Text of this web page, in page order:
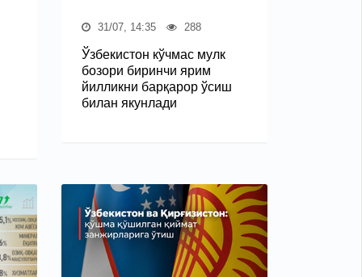
31/07, 14:35 288
Ўзбекистон кўчмас мулк
бозори биринчи ярим
йилликни барқарор ўсиш
билан якунлади